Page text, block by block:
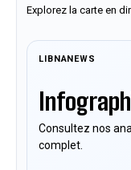
Explorez la carte en
LIBNANEWS
Consultez nos
complet.